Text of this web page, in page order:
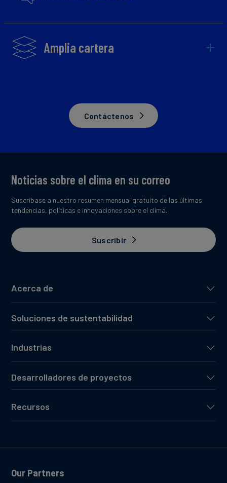
Amplia cartera
Contáctenos
Acerca de
Soluciones de sustentabilidad
Industrias
Desarrolladores de proyectos
Recursos
Noticias sobre el clima en su correo
Suscríbase a nuestro resumen mensual gratuito de las últimas
tendencias, políticas e innovaciones sobre el clima.
Suscribir
Our Partners